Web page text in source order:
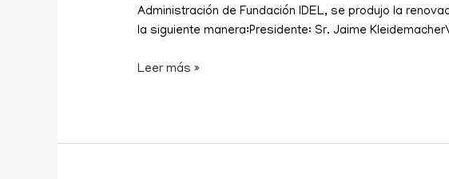
Administración de Fundación IDEL, se produjo la
la siguiente manera:Presidente: Sr. Jaime
Leer más »